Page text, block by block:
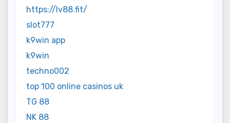
https://lv88.fit/
slot777
k9win app
k9win
techno002
top 100 online casinos uk
TG 88
NK 88